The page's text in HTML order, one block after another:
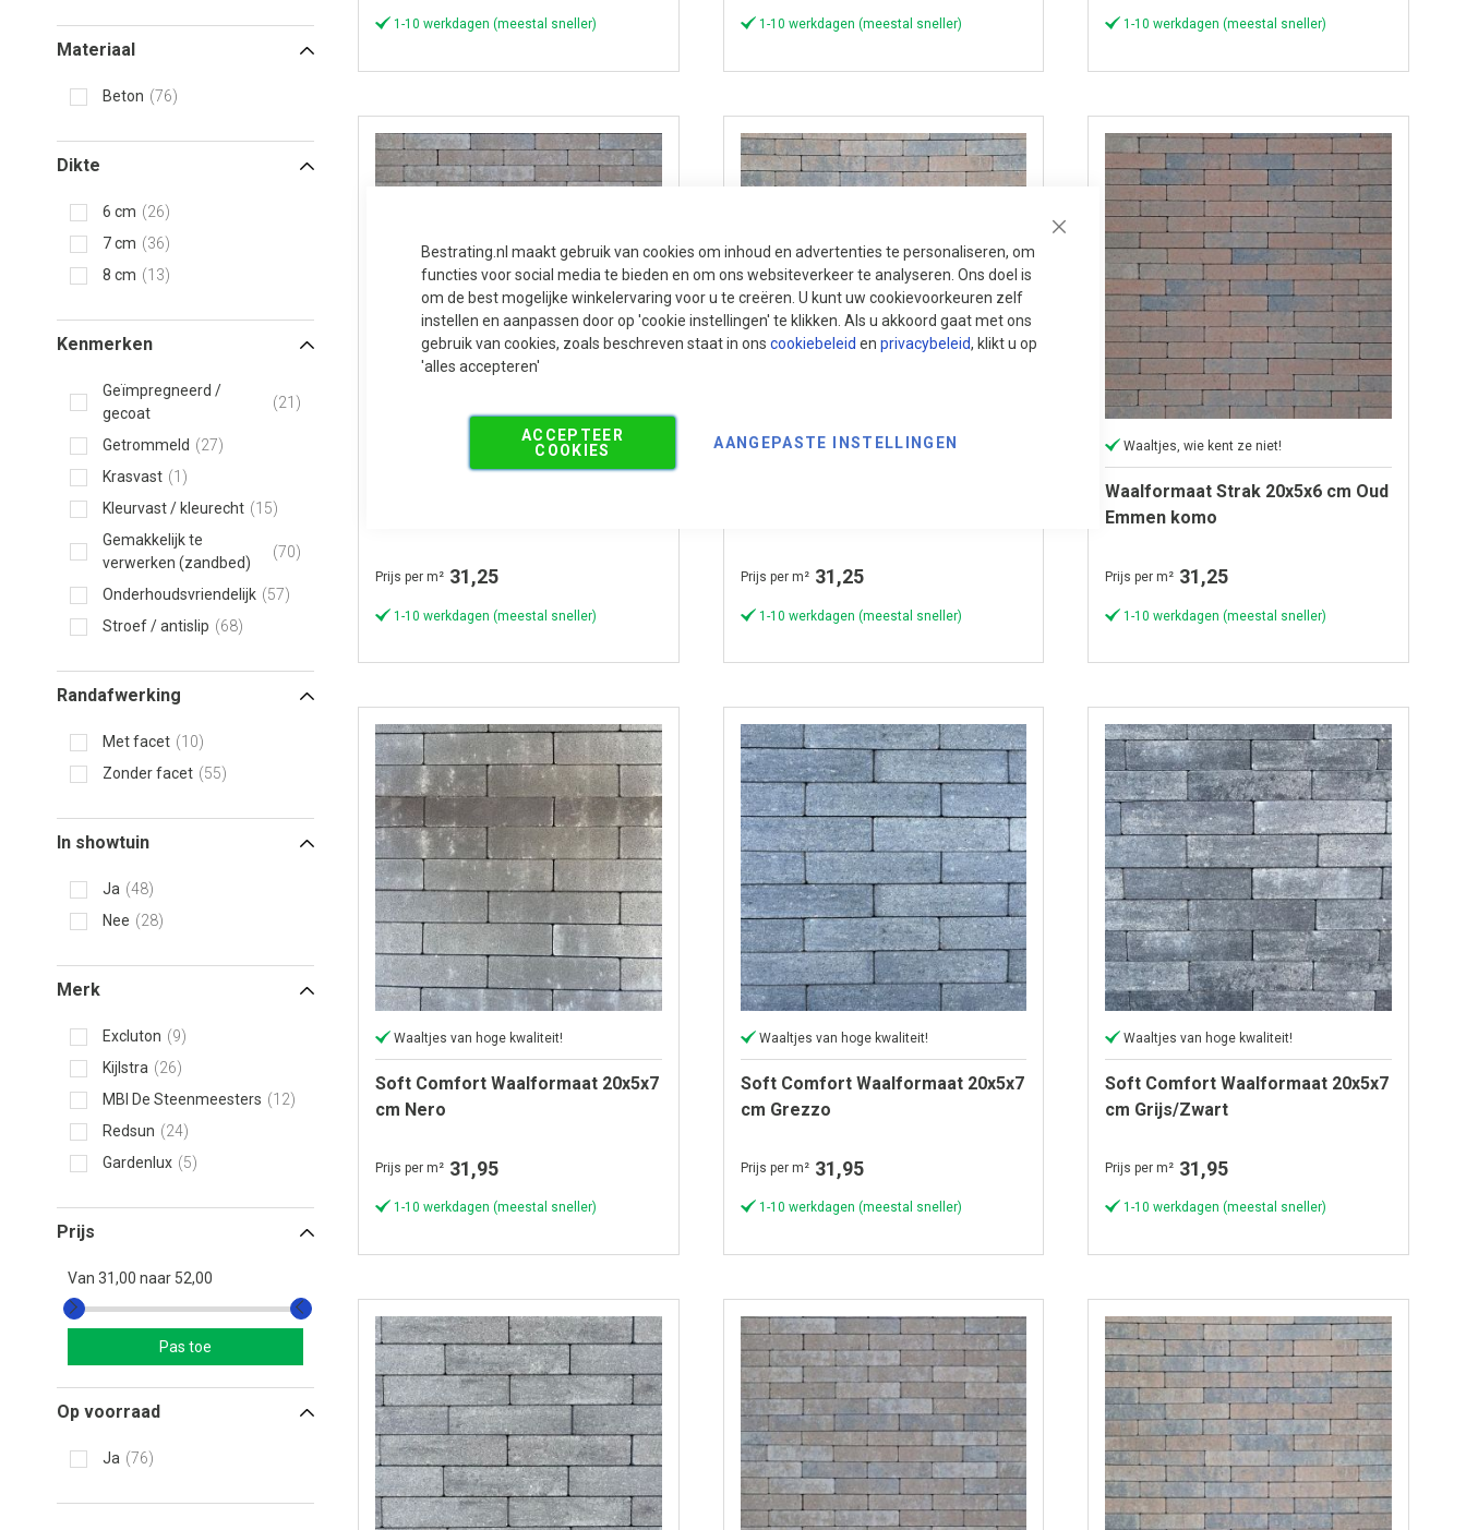
Bestrating.nl maakt gebruik van cookies om inhoud en advertenties te personaliseren, om
functies voor social media te bieden en om ons websiteverkeer te analyseren. Ons doel is
om de best mogelijke winkelervaring voor u te creëren. U kunt uw cookievoorkeuren zelf
instellen en aanpassen door op 'cookie instellingen' te klikken. Als u akkoord gaat met ons
gebruik van cookies, zoals beschreven staat in ons cookiebeleid en privacybeleid, klikt u op
'alles accepteren'
ACCEPTEER
COOKIES
AANGEPASTE INSTELLINGEN
Materiaal
Beton 76
Dikte
6 cm
26
7 cm
36
8 cm
13
Kenmerken
Geïmpregneerd /
gecoat
21
Getrommeld
27
Krasvast
1
Kleurvast / kleurecht
15
Gemakkelijk te
verwerken (zandbed)
70
Onderhoudsvriendelijk
57
Stroef / antislip
68
Randafwerking
Met facet
10
Zonder facet
55
In showtuin
Ja
48
Nee
28
Merk
Excluton
9
Kijlstra
26
MBI De Steenmeesters
12
Redsun
24
Gardenlux
5
Prijs
Van 31,00 naar 52,00
Pas toe
Op voorraad
Ja 76
1-10 werkdagen (meestal sneller) 1-10 werkdagen (meestal sneller) 1-10 werkdagen (meestal sneller)
Waaltjes, wie kent ze niet!
Prijs per m² 31,25
1-10 werkdagen (meestal sneller)
Waaltjes, wie kent ze niet!
Prijs per m² 31,25
1-10 werkdagen (meestal sneller)
Waaltjes, wie kent ze niet!
Waalformaat Strak 20x5x6 cm Oud
Emmen komo
Prijs per m² 31,25
1-10 werkdagen (meestal sneller)
Waaltjes van hoge kwaliteit!
Soft Comfort Waalformaat 20x5x7
cm Nero
Prijs per m² 31,95
1-10 werkdagen (meestal sneller)
Waaltjes van hoge kwaliteit!
Soft Comfort Waalformaat 20x5x7
cm Grezzo
Prijs per m² 31,95
1-10 werkdagen (meestal sneller)
Waaltjes van hoge kwaliteit!
Soft Comfort Waalformaat 20x5x7
cm Grijs/Zwart
Prijs per m² 31,95
1-10 werkdagen (meestal sneller)